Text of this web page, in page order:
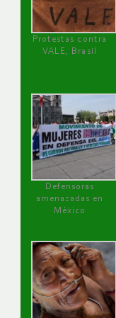
Protestas contra
VALE, Brasil
Defensoras
amenazadas en
México